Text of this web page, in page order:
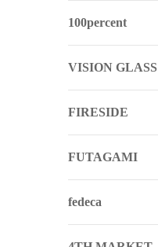
100percent
VISION GLASS
FIRESIDE
FUTAGAMI
fedeca